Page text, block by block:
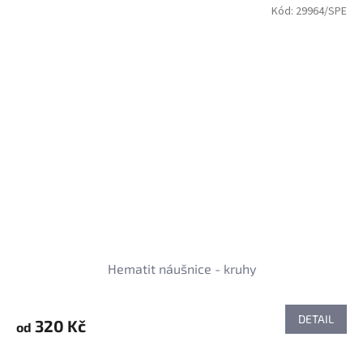
Hematit náušnice - kruhy
od 320 Kč DETAIL
Kód: 29964/SPE